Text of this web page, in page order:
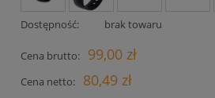
Dostępność: brak towaru
Cena brutto: 99,00 zł
Cena netto: 80,49 zł